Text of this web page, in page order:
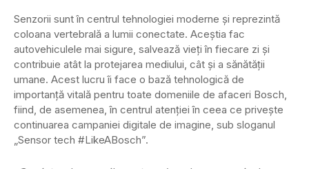
Senzorii sunt în centrul tehnologiei moderne și reprezintă
coloana vertebrală a lumii conectate. Aceștia fac
autovehiculele mai sigure, salvează vieți în fiecare zi și
contribuie atât la protejarea mediului, cât și a sănătății
umane. Acest lucru îi face o bază tehnologică de
importanță vitală pentru toate domeniile de afaceri Bosch,
fiind, de asemenea, în centrul atenției în ceea ce privește
continuarea campaniei digitale de imagine, sub sloganul
„Sensor tech #LikeABosch”.